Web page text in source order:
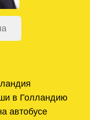
в Голландию
автобусе